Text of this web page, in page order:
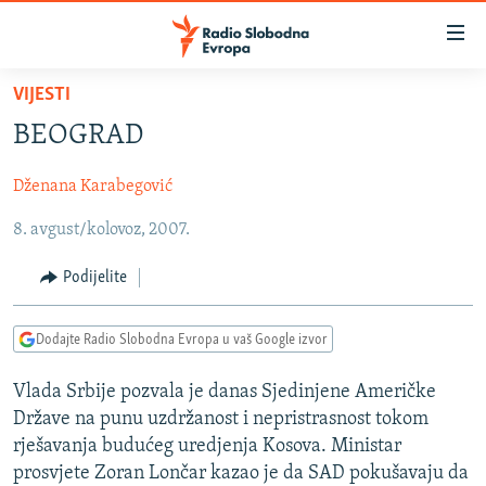
Pređite
glavni
Pređite
na
navigaciju
Pređite
na
pretragu
SRBIJA
KOSOVO
CRNA GORA
VIZUELNO
VIDEO
FOTOGALERIJE
INFOGRAFIKE
PODCASTI
RAT U UKRAJINI
KINA NA BALKANU
RSE PRIČE IZ SVIJETA
VIJESTI
BEOGRAD
Dženana Karabegović
8. avgust/kolovoz, 2007.
Podijelite
Dodajte Radio Slobodna Evropa u vaš Google izvor
Vlada Srbije pozvala je danas Sjedinjene Američke
Države na punu uzdržanost i nepristrasnost tokom
rješavanja budućeg uredjenja Kosova. Ministar
prosvjete Zoran Lončar kazao je da SAD pokušavaju da